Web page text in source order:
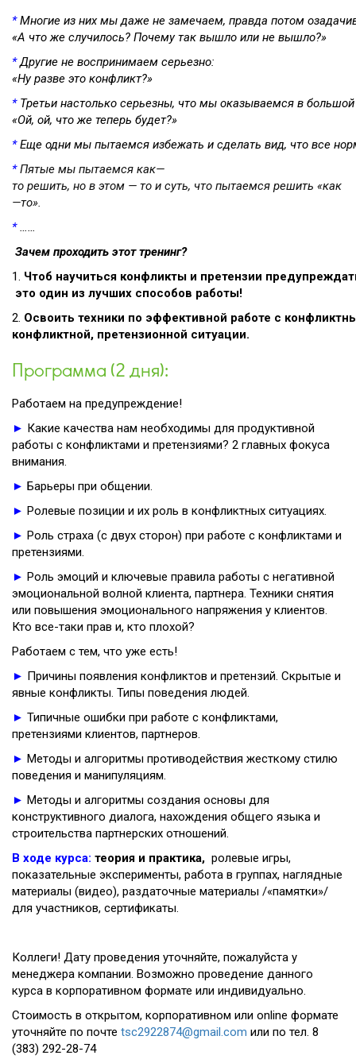
* Многие из них мы даже не замечаем, правда потом
«А что же случилось? Почему так вышло или не вышло?»
* Другие не воспринимаем серьезно:
«Ну разве это конфликт?»
* Третьи настолько серьезны, что мы оказываемся в большой
«Ой, ой, что же теперь будет?»
* Еще одни мы пытаемся избежать и сделать вид, что все
* Пятые мы пытаемся как—
то решить, но в этом — то и суть, что пытаемся решить «как
—то».
* ……
Зачем проходить этот тренинг?
1. Чтоб научиться конфликты и претензии
это один из лучших способов работы!
2. Освоить техники по эффективной работе с
конфликтной, претензионной ситуации.
Программа (2 дня):
Работаем на предупреждение!
► Какие качества нам необходимы для продуктивной
работы с конфликтами и претензиями? 2 главных фокуса
внимания.
► Барьеры при общении.
► Ролевые позиции и их роль в конфликтных ситуациях.
► Роль страха (с двух сторон) при работе с конфликтами и
претензиями.
► Роль эмоций и ключевые правила работы с негативной
эмоциональной волной клиента, партнера. Техники снятия
или повышения эмоционального напряжения у клиентов.
Кто все-таки прав и, кто плохой?
Работаем с тем, что уже есть!
► Причины появления конфликтов и претензий. Скрытые и
явные конфликты. Типы поведения людей.
► Типичные ошибки при работе с конфликтами,
претензиями клиентов, партнеров.
► Методы и алгоритмы противодействия жесткому стилю
поведения и манипуляциям.
► Методы и алгоритмы создания основы для
конструктивного диалога, нахождения общего языка и
строительства партнерских отношений.
В ходе курса: теория и практика, ролевые игры,
показательные эксперименты, работа в группах, наглядные
материалы (видео), раздаточные материалы /«памятки»/
для участников, сертификаты.
Коллеги! Дату проведения уточняйте, пожалуйста у
менеджера компании. Возможно проведение данного
курса в корпоративном формате или индивидуально.
Стоимость в открытом, корпоративном или online формате
уточняйте по почте tsc2922874@gmail.com или по тел. 8
(383) 292-28-74